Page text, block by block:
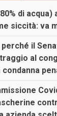
di acqua)
siccità: va
il
al